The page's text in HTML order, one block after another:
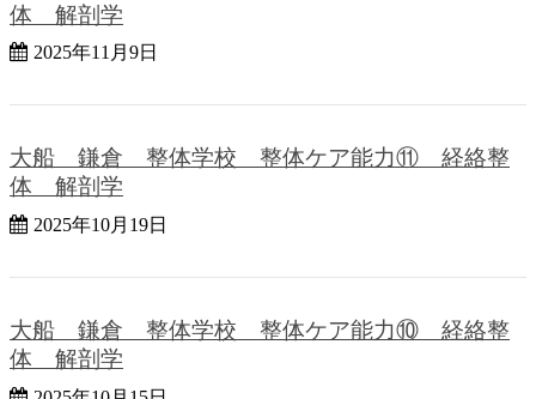
体 解剖学
2025年11月9日
大船 鎌倉 整体学校 整体ケア能力⑪ 経絡整
体 解剖学
2025年10月19日
大船 鎌倉 整体学校 整体ケア能力⑩ 経絡整
体 解剖学